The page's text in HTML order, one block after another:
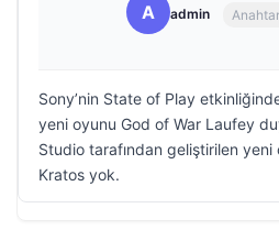
A admin
Sony’nin State of Play
yeni oyunu God of War Laufey
Studio tarafından geliştirilen
Kratos yok.